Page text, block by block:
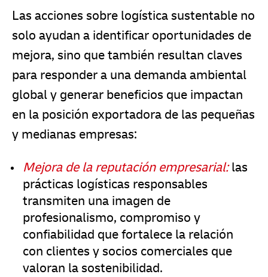
Las acciones sobre logística sustentable no
solo ayudan a identificar oportunidades de
mejora, sino que también resultan claves
para responder a una demanda ambiental
global y generar beneficios que impactan
en la posición exportadora de las pequeñas
y medianas empresas:
Mejora de la reputación empresarial:las
prácticas logísticas responsables
transmiten una imagen de
profesionalismo, compromiso y
confiabilidad que fortalece la relación
con clientes y socios comerciales que
valoran la sostenibilidad.